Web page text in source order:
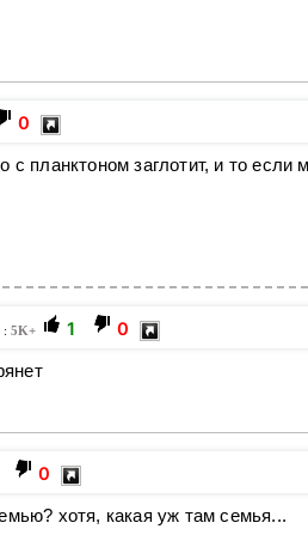
0
с планктоном заглотит, и то
: 5K+ 1 0
0
хотя, какая уж там семья...